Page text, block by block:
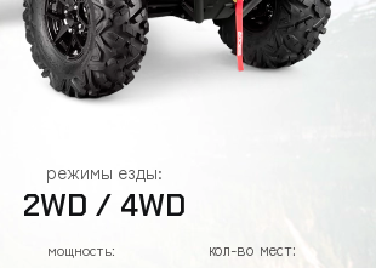
режимы езды:
2WD / 4WD
мощность: кол-во мест: